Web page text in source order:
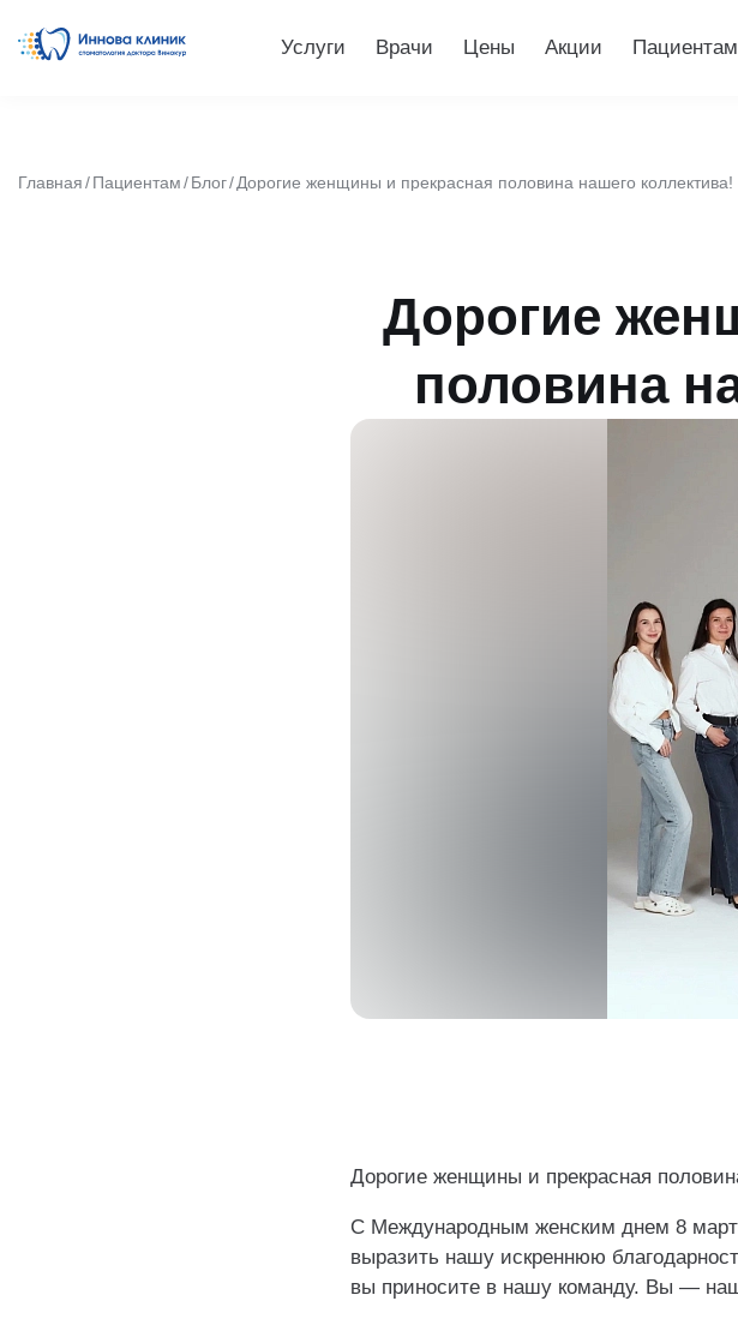
Услуги Врачи Цены Акции Пациентам
Главная Пациентам Блог Дорогие женщины и прекрасная половина нашего коллектива!
Дорогие
половина
Дорогие женщины и прекрасная
С Международным женским днем 8
выразить нашу искреннюю
вы приносите в нашу команду. Вы —